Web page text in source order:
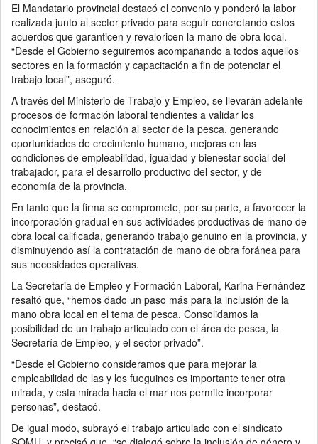
El Mandatario provincial destacó el convenio y ponderó la labor
realizada junto al sector privado para seguir concretando estos
acuerdos que garanticen y revaloricen la mano de obra local.
“Desde el Gobierno seguiremos acompañando a todos aquellos
sectores en la formación y capacitación a fin de potenciar el
trabajo local”, aseguró.
A través del Ministerio de Trabajo y Empleo, se llevarán adelante
procesos de formación laboral tendientes a validar los
conocimientos en relación al sector de la pesca, generando
oportunidades de crecimiento humano, mejoras en las
condiciones de empleabilidad, igualdad y bienestar social del
trabajador, para el desarrollo productivo del sector, y de
economía de la provincia.
En tanto que la firma se compromete, por su parte, a favorecer la
incorporación gradual en sus actividades productivas de mano de
obra local calificada, generando trabajo genuino en la provincia, y
disminuyendo así la contratación de mano de obra foránea para
sus necesidades operativas.
La Secretaria de Empleo y Formación Laboral, Karina Fernández
resaltó que, “hemos dado un paso más para la inclusión de la
mano obra local en el tema de pesca. Consolidamos la
posibilidad de un trabajo articulado con el área de pesca, la
Secretaría de Empleo, y el sector privado”.
“Desde el Gobierno consideramos que para mejorar la
empleabilidad de las y los fueguinos es importante tener otra
mirada, y esta mirada hacia el mar nos permite incorporar
personas”, destacó.
De igual modo, subrayó el trabajo articulado con el sindicato